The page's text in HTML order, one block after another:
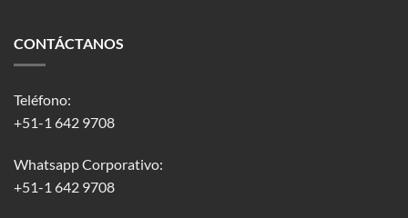
CONTÁCTANOS
Teléfono:
+51-1 642 9708
Whatsapp Corporativo:
+51-1 642 9708